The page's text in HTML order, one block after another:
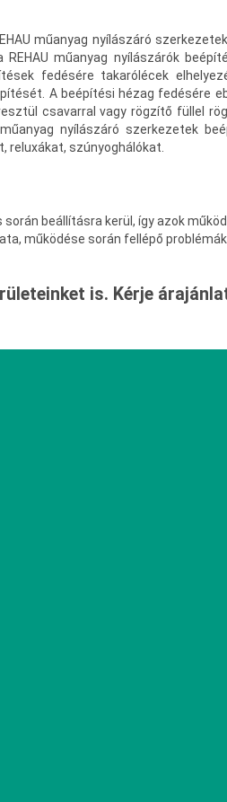
műanyag nyílászáró
műanyag nyílászárók
fedésére takarólécek
A beépítési hézag fedésére
csavarral vagy rögzítő füllel
nyílászáró szerkezetek
reluxákat, szúnyoghálókat.
során beállításra kerül, így azok
működése során fellépő
is. Kérje